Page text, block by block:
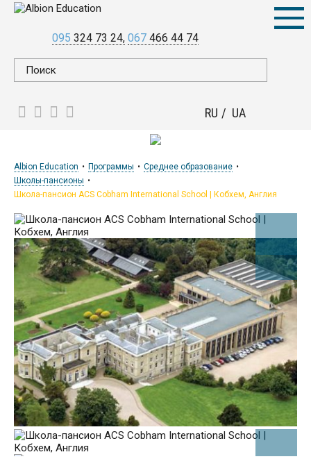
095 324 73 24 067 466 44 74
RU UA
Albion Education Программы
Среднее образование
Школы-пансионы
Школа-пансион ACS Cobham International School | Кобхем, Англия